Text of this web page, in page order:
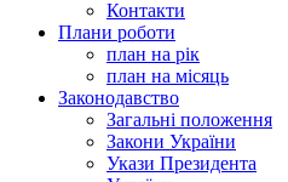
Контакти
Плани роботи
план на рік
план на місяць
Законодавство
Загальні положення
Закони України
Укази Президента